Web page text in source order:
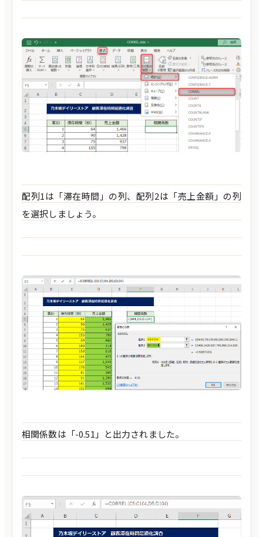
配列1は「滞在時間」の列、配列2は「売上金額」の列
を選択しましょう。
相関係数は「-0.51」と出力されました。